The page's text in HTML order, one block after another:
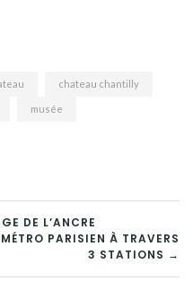
chateau chantilly
musée
DE L’ANCRE
PARISIEN À TRAVERS
3 STATIONS →